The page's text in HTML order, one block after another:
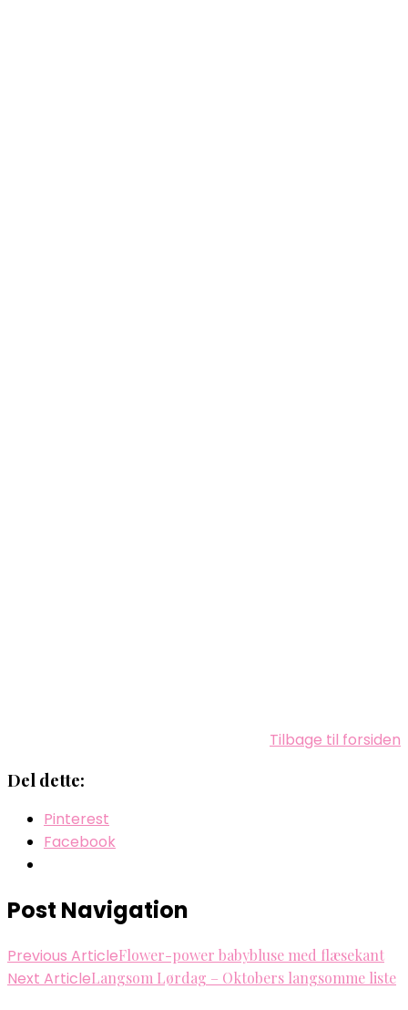
Tilbage til forsiden
Del dette:
Pinterest
Facebook
Post Navigation
Previous ArticleFlower-power babybluse med flæsekant
Next ArticleLangsom Lørdag – Oktobers langsomme liste